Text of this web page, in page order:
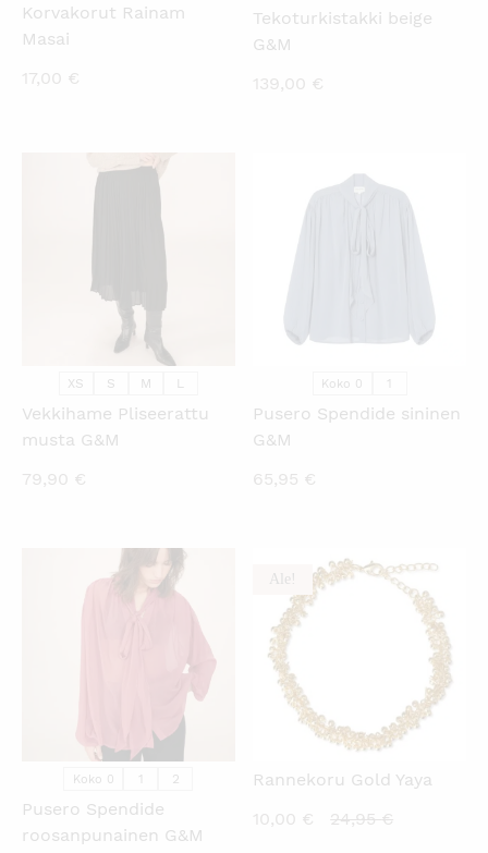
Korvakorut Rainam
Masai
17,00 €
Tekoturkistakki beige
G&M
139,00 €
KATSO PIKANÄKYMÄ
XS S M L
Vekkihame Pliseerattu
musta G&M
79,90 €
KATSO PIKANÄKYMÄ
Koko 0 1
Pusero Spendide sininen
G&M
65,95 €
KATSO PIKANÄKYMÄ
Koko 0 1 2
Pusero Spendide
roosanpunainen G&M
Ale! KATSO PIKANÄKYMÄ
Rannekoru Gold Yaya
10,00 €
Nykyinen
24,95€